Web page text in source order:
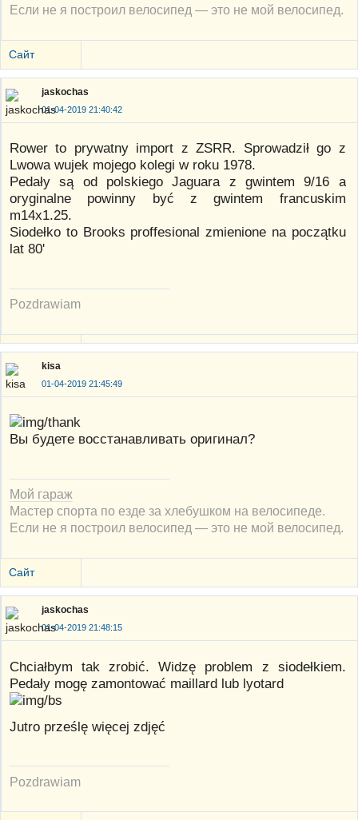
Если не я построил велосипед — это не мой велосипед.
Сайт
jaskochas
01-04-2019 21:40:42
Rower to prywatny import z ZSRR. Sprowadził go z
Lwowa wujek mojego kolegi w roku 1978.
Pedały są od polskiego Jaguara z gwintem 9/16 a
oryginalne powinny być z gwintem francuskim
m14x1.25.
Siodełko to Brooks proffesional zmienione na początku
lat 80'
Pozdrawiam
kisa
01-04-2019 21:45:49
Вы будете восстанавливать оригинал?
Мой гараж
Мастер спорта по езде за хлебушком на велосипеде.
Если не я построил велосипед — это не мой велосипед.
Сайт
jaskochas
01-04-2019 21:48:15
Chciałbym tak zrobić. Widzę problem z siodełkiem.
Pedały mogę zamontować maillard lub lyotard
Jutro prześlę więcej zdjęć
Pozdrawiam